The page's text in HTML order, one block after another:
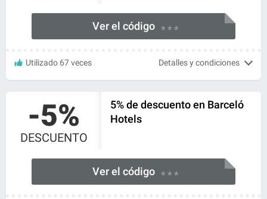
Ver el código * * *
Utilizado 67 veces Detalles y condiciones
-5%
DESCUENTO
5% de descuento en Barceló
Hotels
Ver el código * * *